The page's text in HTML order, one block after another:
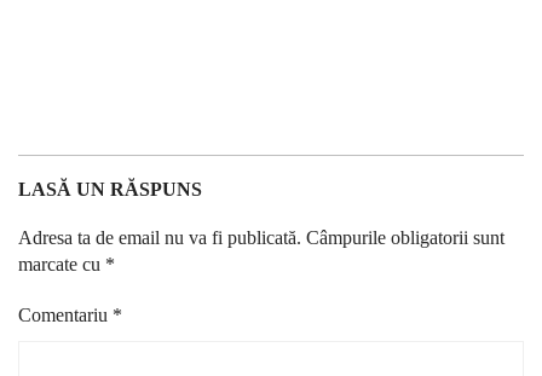
LASĂ UN RĂSPUNS
Adresa ta de email nu va fi publicată. Câmpurile obligatorii sunt
marcate cu *
Comentariu *